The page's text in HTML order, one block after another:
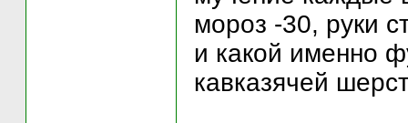
мороз -30, руки
и какой именно
кавказячей